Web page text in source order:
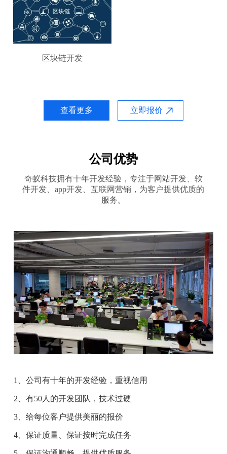
区块链开发
查看更多 立即报价
公司优势
奇蚁科技拥有十年开发经验，专注于网站开发、软
件开发、app开发、互联网营销，为客户提供优质的
服务。
1、公司有十年的开发经验，重视信用
2、有50人的开发团队，技术过硬
3、给每位客户提供美丽的报价
4、保证质量、保证按时完成任务